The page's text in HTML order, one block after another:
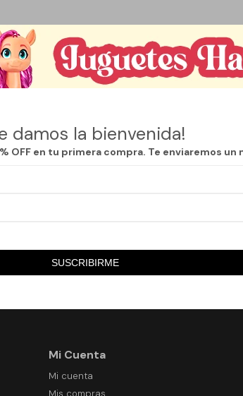
damos la bienvenida!
OFF en tu primera compra. Te enviaremos
SUSCRIBIRME
catálogo.
Mi Cuenta
Mi cuenta
Mis compras